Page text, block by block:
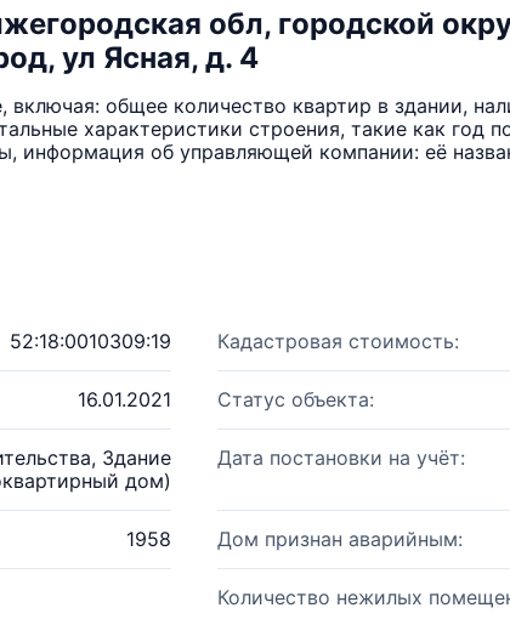
обл, городской
ул Ясная, д. 4
общее количество квартир в здании,
характеристики строения, такие как год
информация об управляющей компании: её
52:18:0010309:19 Кадастровая стоимость:
16.01.2021 Статус объекта:
Здание
дом)
Дата постановки на учёт:
1958 Дом признан аварийным:
Количество нежилых